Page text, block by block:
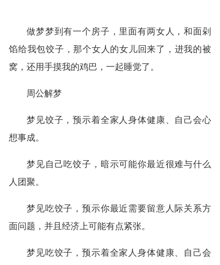
做梦梦到有一个房子，里面有两女人，和面剁
馅给我包饺子，那个女人的女儿回来了，进我的被
窝，还用手摸我的鸡巴，一起睡觉了。
周公解梦
梦见饺子，预示着全家人身体健康、自己会心
想事成。
梦见自己吃饺子，暗示可能你最近很难与什么
人团聚。
梦见吃饺子，预示你最近需要留意人际关系方
面问题，并且经济上可能有点紧张。
梦见吃饺子，预示着全家人身体健康、自己会